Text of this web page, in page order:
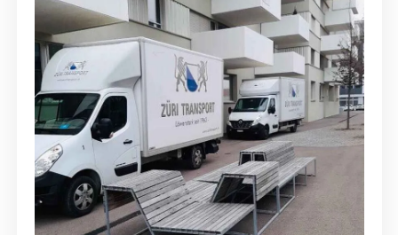
Umzugsreinigung - mit